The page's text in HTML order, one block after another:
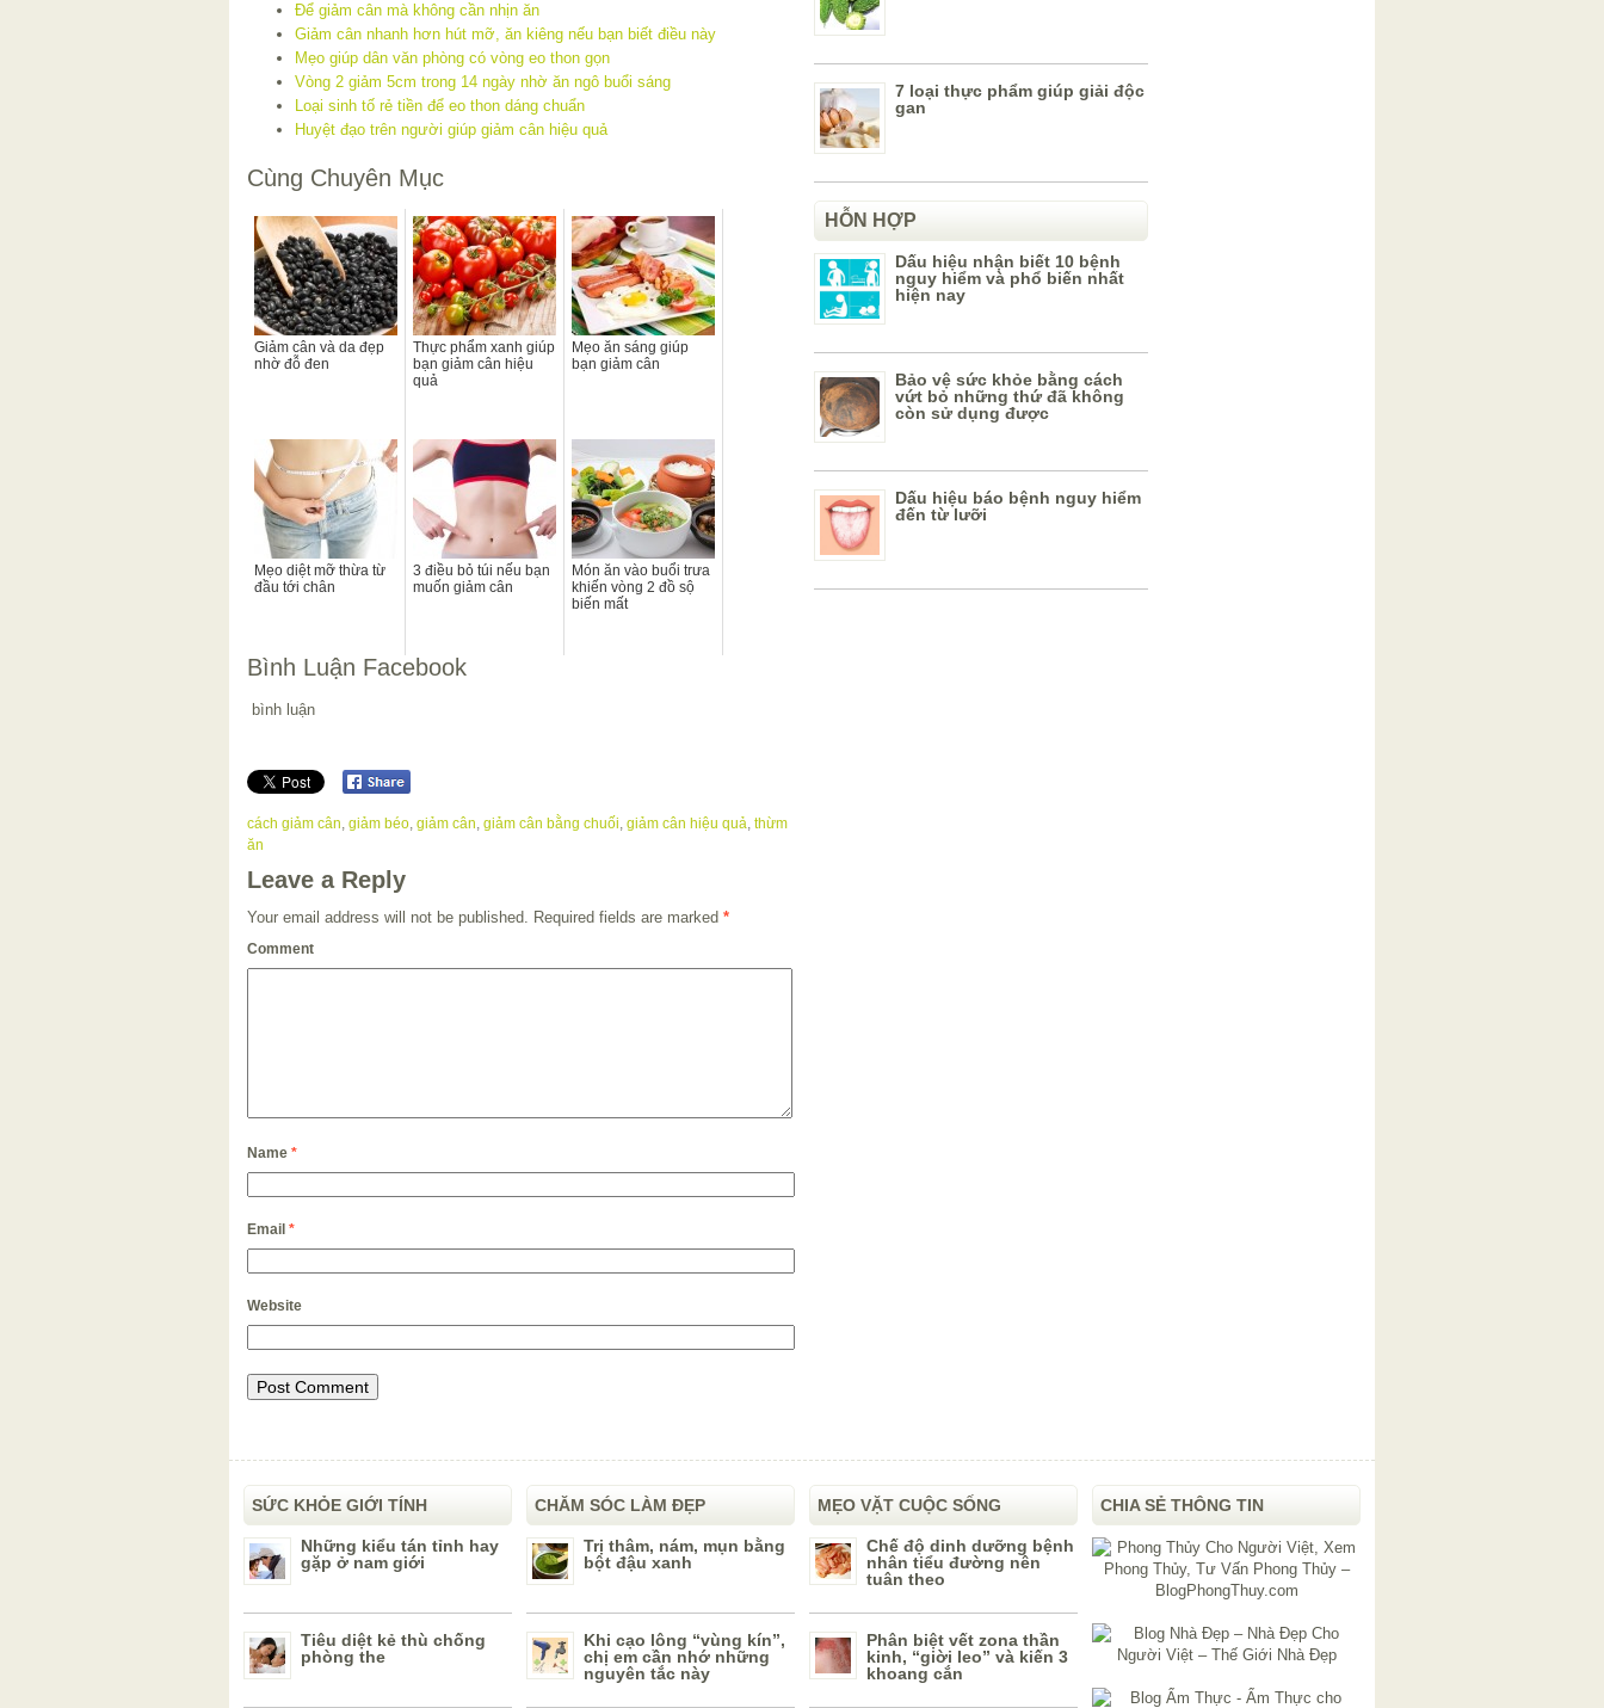
Để giảm cân mà không cần nhịn ăn
Giảm cân nhanh hơn hút mỡ, ăn kiêng nếu bạn biết điều này
Mẹo giúp dân văn phòng có vòng eo thon gọn
Vòng 2 giảm 5cm trong 14 ngày nhờ ăn ngô buổi sáng
Loại sinh tố rẻ tiền để eo thon dáng chuẩn
Huyệt đạo trên người giúp giảm cân hiệu quả
Cùng Chuyên Mục
Giảm cân và da đẹp
nhờ đỗ đen
Thực phẩm xanh giúp
bạn giảm cân hiệu
quả
Mẹo ăn sáng giúp
bạn giảm cân
Mẹo diệt mỡ thừa từ
đầu tới chân
3 điều bỏ túi nếu bạn
muốn giảm cân
Món ăn vào buổi trưa
khiến vòng 2 đồ sộ
biến mất
Bình Luận Facebook
bình luận
cách giảm cân giảm béo giảm cân giảm cân bằng chuối giảm cân hiệu quả thừm
ăn
Leave a Reply
Your email address will not be published. Required fields are marked *
Comment
Name *
Email *
Website
7 loại thực phẩm giúp giải độc
gan
HỖN HỢP
Dấu hiệu nhận biết 10 bệnh
nguy hiểm và phổ biến nhất
hiện nay
Bảo vệ sức khỏe bằng cách
vứt bỏ những thứ đã không
còn sử dụng được
Dấu hiệu báo bệnh nguy hiểm
đến từ lưỡi
SỨC KHỎE GIỚI TÍNH
Những kiểu tán tỉnh hay
gặp ở nam giới
Tiêu diệt kẻ thù chống
phòng the
CHĂM SÓC LÀM ĐẸP
Trị thâm, nám, mụn bằng
bột đậu xanh
Khi cạo lông “vùng kín”,
chị em cần nhớ những
nguyên tắc này
MẸO VẶT CUỘC SỐNG
Chế độ dinh dưỡng bệnh
nhân tiểu đường nên
tuân theo
Phân biệt vết zona thần
kinh, “giời leo” và kiến 3
khoang cắn
CHIA SẺ THÔNG TIN